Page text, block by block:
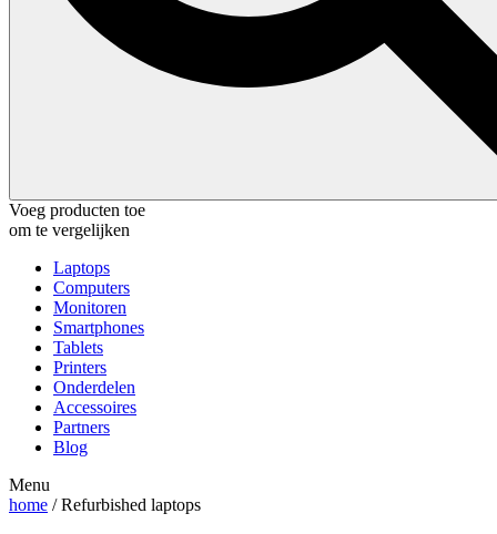
Voeg producten toe
om te vergelijken
Laptops
Computers
Monitoren
Smartphones
Tablets
Printers
Onderdelen
Accessoires
Partners
Blog
Menu
home / Refurbished laptops